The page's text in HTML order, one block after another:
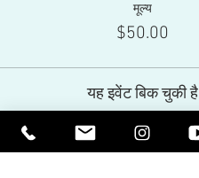
मूल्य
$50.00
यह इवेंट बिक चुकी है